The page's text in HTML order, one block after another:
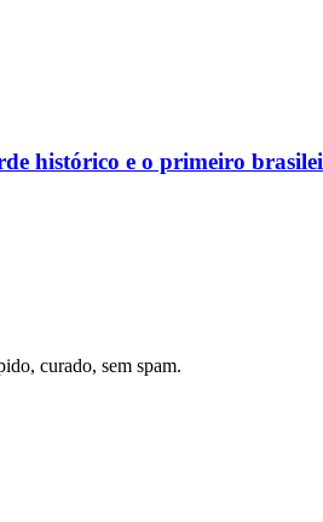
histórico e o primeiro
curado, sem spam.